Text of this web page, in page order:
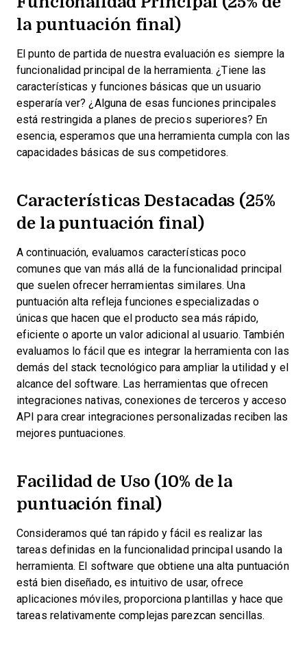
la puntuación final)
El punto de partida de nuestra evaluación es siempre la
funcionalidad principal de la herramienta. ¿Tiene las
características y funciones básicas que un usuario
esperaría ver? ¿Alguna de esas funciones principales
está restringida a planes de precios superiores? En
esencia, esperamos que una herramienta cumpla con las
capacidades básicas de sus competidores.
Características Destacadas (25%
de la puntuación final)
A continuación, evaluamos características poco
comunes que van más allá de la funcionalidad principal
que suelen ofrecer herramientas similares. Una
puntuación alta refleja funciones especializadas o
únicas que hacen que el producto sea más rápido,
eficiente o aporte un valor adicional al usuario. También
evaluamos lo fácil que es integrar la herramienta con las
demás del stack tecnológico para ampliar la utilidad y el
alcance del software. Las herramientas que ofrecen
integraciones nativas, conexiones de terceros y acceso
API para crear integraciones personalizadas reciben las
mejores puntuaciones.
Facilidad de Uso (10% de la
puntuación final)
Consideramos qué tan rápido y fácil es realizar las
tareas definidas en la funcionalidad principal usando la
herramienta. El software que obtiene una alta puntuación
está bien diseñado, es intuitivo de usar, ofrece
aplicaciones móviles, proporciona plantillas y hace que
tareas relativamente complejas parezcan sencillas.